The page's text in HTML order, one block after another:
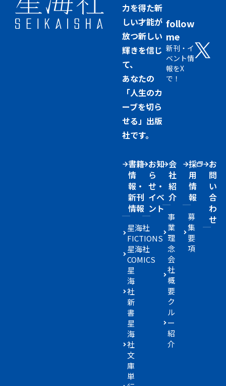
力を得た新
しい才能が
放つ新しい
輝きを信じ
て、
あなたの
「人生のカ
ーブを切ら
せる」出版
社です。
follow
me
新刊・イ
ベント情
報をX
で！
書籍
情
報・
新刊
情報
星海社
FICTIONS
星海社
COMICS
星
海
社
新
書
星
海
社
文
庫
単
お知
ら
せ・
イベ
ント
会
社
紹
介
事
業
理
念
会
社
概
要
ク
ル
ー
紹
介
採
用
情
報
募
集
要
項
お
問
い
合
わ
せ